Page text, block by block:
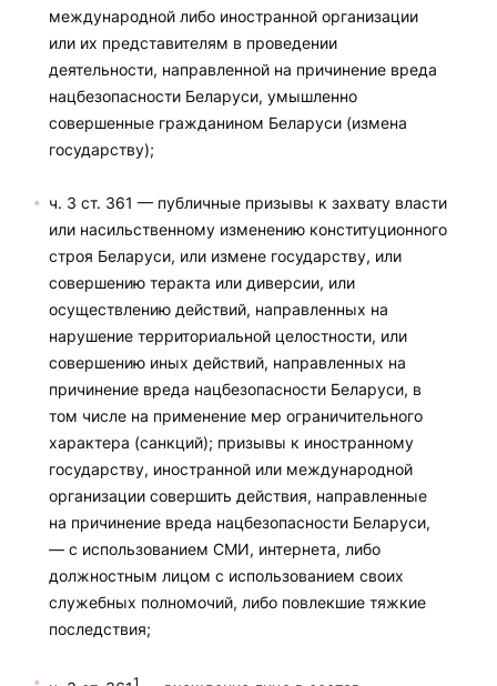
международной либо иностранной организации
или их представителям в проведении
деятельности, направленной на причинение вреда
нацбезопасности Беларуси, умышленно
совершенные гражданином Беларуси (измена
государству);
ч. 3 ст. 361 — публичные призывы к захвату власти
или насильственному изменению конституционного
строя Беларуси, или измене государству, или
совершению теракта или диверсии, или
осуществлению действий, направленных на
нарушение территориальной целостности, или
совершению иных действий, направленных на
причинение вреда нацбезопасности Беларуси, в
том числе на применение мер ограничительного
характера (санкций); призывы к иностранному
государству, иностранной или международной
организации совершить действия, направленные
на причинение вреда нацбезопасности Беларуси,
— с использованием СМИ, интернета, либо
должностным лицом с использованием своих
служебных полномочий, либо повлекшие тяжкие
последствия;
1